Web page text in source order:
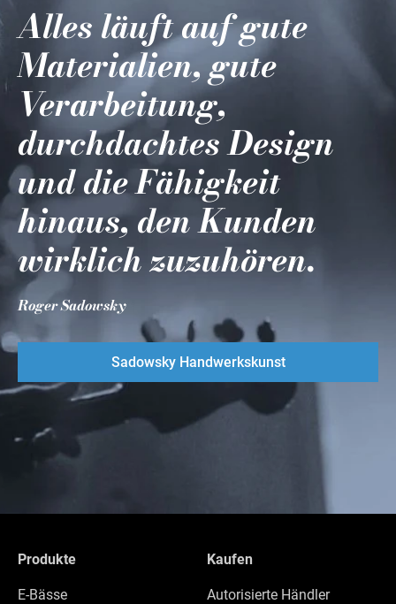
Alles läuft auf gute
Materialien, gute
Verarbeitung,
durchdachtes Design
und die Fähigkeit
hinaus, den Kunden
wirklich zuzuhören.
Roger Sadowsky
Sadowsky Handwerkskunst
Produkte
E-Bässe
Kaufen
Autorisierte Händler